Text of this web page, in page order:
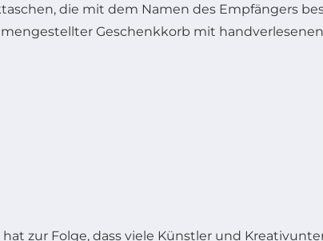
die mit dem Namen des Empfängers
Geschenkkorb mit
hat zur Folge, dass viele Künstler und